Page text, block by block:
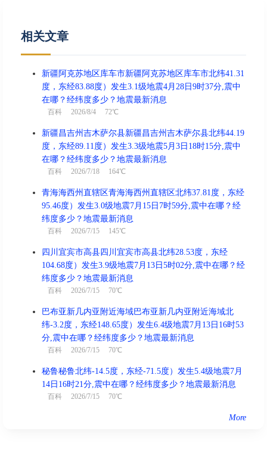
相关文章
新疆阿克苏地区库车市新疆阿克苏地区库车市北纬41.31
度，东经83.88度）发生3.1级地震4月28日9时37分,震中
在哪？经纬度多少？地震最新消息
百科 2026/8/4 72℃
新疆昌吉州吉木萨尔县新疆昌吉州吉木萨尔县北纬44.19
度，东经89.11度）发生3.3级地震5月3日18时15分,震中
在哪？经纬度多少？地震最新消息
百科 2026/7/18 164℃
青海海西州直辖区青海海西州直辖区北纬37.81度，东经
95.46度）发生3.0级地震7月15日7时59分,震中在哪？经
纬度多少？地震最新消息
百科 2026/7/15 145℃
四川宜宾市高县四川宜宾市高县北纬28.53度，东经
104.68度）发生3.9级地震7月13日5时02分,震中在哪？经
纬度多少？地震最新消息
百科 2026/7/15 70℃
巴布亚新几内亚附近海域巴布亚新几内亚附近海域北
纬-3.2度，东经148.65度）发生6.4级地震7月13日16时53
分,震中在哪？经纬度多少？地震最新消息
百科 2026/7/15 70℃
秘鲁秘鲁北纬-14.5度，东经-71.5度）发生5.4级地震7月
14日16时21分,震中在哪？经纬度多少？地震最新消息
百科 2026/7/15 70℃
More